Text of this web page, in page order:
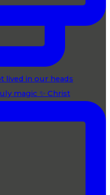
magic ✨ Christ